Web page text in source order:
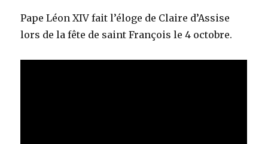
Pape Léon XIV fait l’éloge de Claire d’Assise
lors de la fête de saint François le 4 octobre.